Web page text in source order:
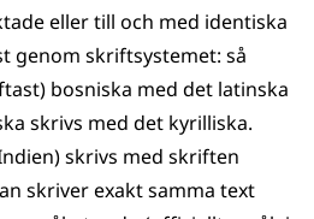
eller till och med identiska
genom skriftsystemet: så
bosniska med det latinska
skrivs med det kyrilliska.
skrivs med skriften
skriver exakt samma text